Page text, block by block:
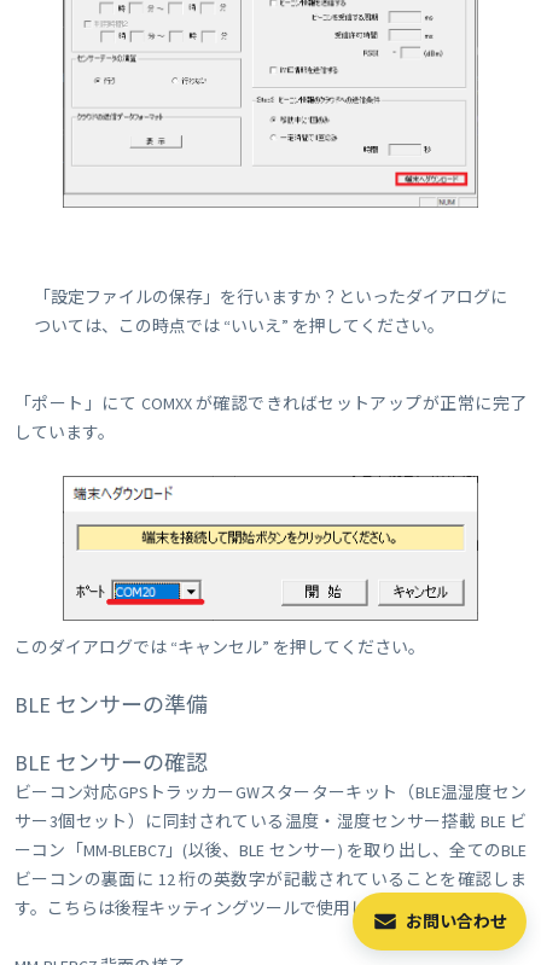
お問い合わせ
「設定ファイルの保存」を行いますか？といったダイアログに
ついては、この時点では “いいえ” を押してください。
「ポート」にて COMXX が確認できればセットアップが正常に完了
しています。
このダイアログでは “キャンセル” を押してください。
BLE センサーの準備
BLE センサーの確認
ビーコン対応GPSトラッカーGWスターターキット（BLE温湿度セン
サー3個セット）に同封されている温度・湿度センサー搭載 BLE ビ
ーコン「MM-BLEBC7」(以後、BLE センサー) を取り出し、全てのBLE
ビーコンの裏面に 12 桁の英数字が記載されていることを確認しま
す。こちらは後程キッティングツールで使用します。